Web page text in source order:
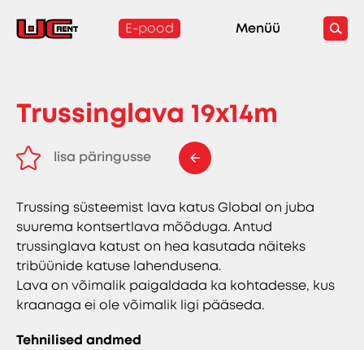
E-pood Menüü
Trussinglava 19x14m
lisa päringusse
Trussing süsteemist lava katus Global on juba
suurema kontsertlava mõõduga. Antud
trussinglava katust on hea kasutada näiteks
tribüünide katuse lahendusena.
Lava on võimalik paigaldada ka kohtadesse, kus
kraanaga ei ole võimalik ligi pääseda.
Tehnilised andmed